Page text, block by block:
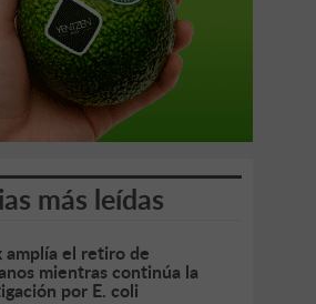
más leídas
amplía el retiro de
mientras continúa la
por E. coli